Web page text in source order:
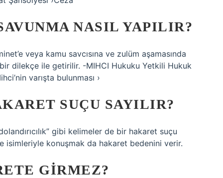
NASIL YAPILIR?
veya kamu savcısına ve zulüm aşamasında
dilekçe ile getirilir. -MIHCI Hukuku Yetkili Hukuk
varışta bulunması ›
SUÇU SAYILIR?
gibi kelimeler de bir hakaret suçu
isimleriyle konuşmak da hakaret bedenini verir.
GIRMEZ?